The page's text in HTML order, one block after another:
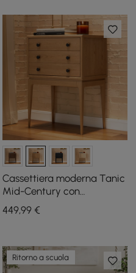
Cassettiera moderna Tanic
Mid-Century con
contenitore a 3 cassetti in
legno di frassino
449,99€
Ritorno a scuola